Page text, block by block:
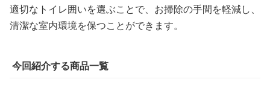
適切なトイレ囲いを選ぶことで、お掃除の手間を軽減し、
清潔な室内環境を保つことができます。
今回紹介する商品一覧